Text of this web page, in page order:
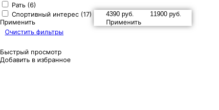
Рать (6)
Спортивный интерес (17)
Применить
Применить
Очистить фильтры
Быстрый просмотр
Добавить в избранное